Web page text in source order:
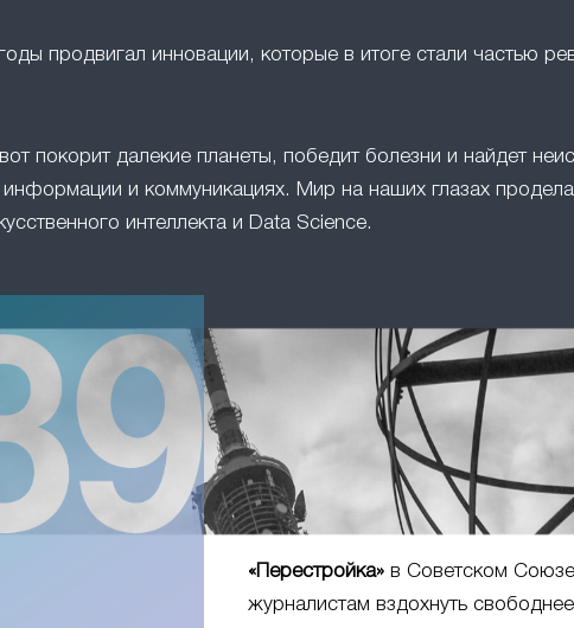
продвигал инновации, которые в итоге стали частью
покорит далекие планеты, победит болезни и найдет
и коммуникациях. Мир на наших глазах
интеллекта и Data Science.
«Перестройка» в Советском
журналистам вздохнуть